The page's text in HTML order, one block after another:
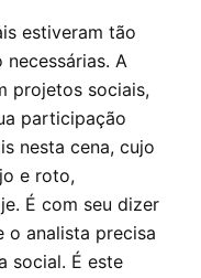
estiveram tão
A
projetos sociais,
participação
nesta cena, cujo
e roto,
É com seu dizer
o analista precisa
social. É este